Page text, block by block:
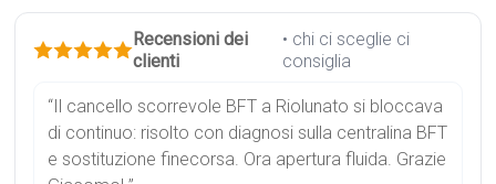
Recensioni dei
clienti
• chi ci sceglie ci
consiglia
“Il cancello scorrevole BFT a Riolunato si bloccava
di continuo: risolto con diagnosi sulla centralina BFT
e sostituzione finecorsa. Ora apertura fluida. Grazie